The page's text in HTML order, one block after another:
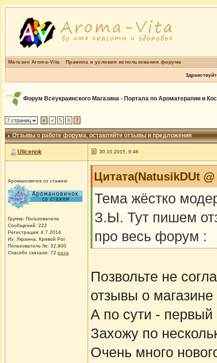
Магазин Aroma-Vita Правила и условия использования форума
Форум Всеукраинского Магазина - Портала по Ароматерапии и
7 страниц « < 5 6 7
Отзывы о работе форума, оставляйте отзывы и предложения
Ulicenok 30.10.2015, 9:46
Аромановичок со стажем
Группа: Пользователи
Сообщений: 222
Регистрация: 4.7.2014
Из: Украина, Кривой Рог
Пользователь №: 32,900
Спасибо сказали: 72 раза
Цитата(NatusikDUt
Тема жёстко
З.Ы. Тут пишем
про весь форум :
Позвольте не
отзывы о магазине
А по сути -
Захожу по
Очень много